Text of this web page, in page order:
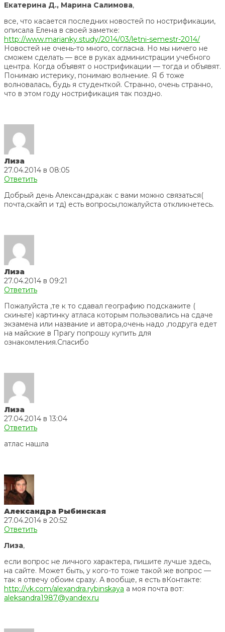
Екатерина Д., Марина Салимова,
все, что касается последних новостей по нострификации,
описала Елена в своей заметке:
http://www.marianky.study/2014/03/letni-semestr-2014/
Новостей не очень-то много, согласна. Но мы ничего не
сможем сделать — все в руках администрации учебного
центра. Когда объявят о нострификации — тогда и объявят.
Понимаю истерику, понимаю волнение. Я б тоже
волновалась, будь я студенткой. Странно, очень странно,
что в этом году нострификация так поздно.
Лиза
27.04.2014 в 08:05
Ответить
Добрый день Александра,как с вами можно связаться(
почта,скайп и тд) есть вопросы,пожалуйста откликнетесь.
Лиза
27.04.2014 в 09:21
Ответить
Пожалуйста ,те к то сдавал географию подскажите (
скиньте) картинку атласа которым пользовались на сдаче
экзамена или название и автора,очень надо ,подруга едет
на майские в Прагу попрошу купить для
ознакомления.Спасибо
Лиза
27.04.2014 в 13:04
Ответить
атлас нашла
Александра Рыбинская
27.04.2014 в 20:52
Ответить
Лиза,
если вопрос не личного характера, пишите лучше здесь,
на сайте. Может быть, у кого-то тоже такой же вопрос —
так я отвечу обоим сразу. А вообще, я есть вКонтакте:
http://vk.com/alexandra.rybinskaya а моя почта вот:
aleksandra1987@yandex.ru